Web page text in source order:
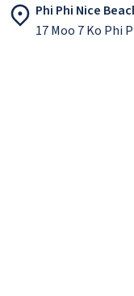
Phi Phi Nice
17 Moo 7 Ko Phi